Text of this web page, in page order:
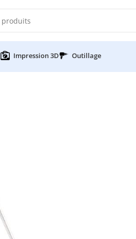
Impression 3D Outillage